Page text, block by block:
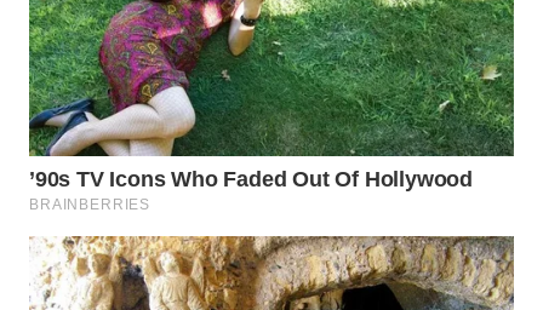
WN
PURWAKARTA
WN
PRIANGAN
TIMUR
WN
SEMARANG